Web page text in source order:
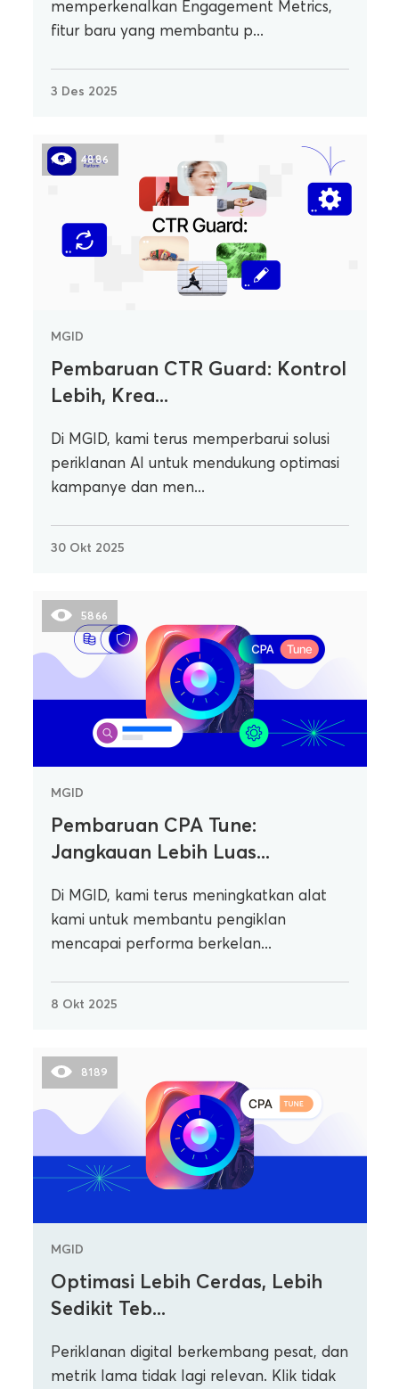
memperkenalkan Engagement Metrics,
fitur baru yang membantu p...
3 Des 2025
4886
MGID
Pembaruan CTR Guard: Kontrol
Lebih, Krea...
Di MGID, kami terus memperbarui solusi
periklanan AI untuk mendukung optimasi
kampanye dan men...
30 Okt 2025
5866
MGID
Pembaruan CPA Tune:
Jangkauan Lebih Luas...
Di MGID, kami terus meningkatkan alat
kami untuk membantu pengiklan
mencapai performa berkelan...
8 Okt 2025
8189
MGID
Optimasi Lebih Cerdas, Lebih
Sedikit Teb...
Periklanan digital berkembang pesat, dan
metrik lama tidak lagi relevan. Klik tidak